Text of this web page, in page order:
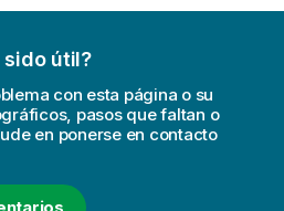
sido útil?
con esta página o su
pasos que faltan o
en ponerse en contacto